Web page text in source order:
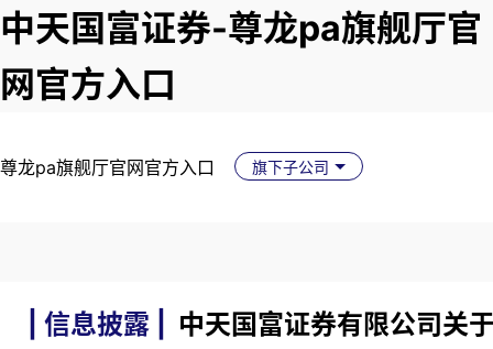
中天国富证券-尊龙pa旗舰厅官
网官方入口
尊龙pa旗舰厅官网官方入口 旗下子公司
| 信息披露 |
中天国富证券有限公司关